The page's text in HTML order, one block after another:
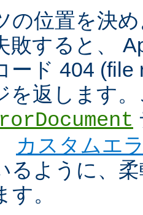
の位置を決
敗すると、
ード 404 (file
を返します
カスタムエ
るように、
。